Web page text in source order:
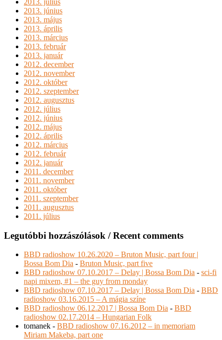
2013. július
2013. június
2013. május
2013. április
2013. március
2013. február
2013. január
2012. december
2012. november
2012. október
2012. szeptember
2012. augusztus
2012. július
2012. június
2012. május
2012. április
2012. március
2012. február
2012. január
2011. december
2011. november
2011. október
2011. szeptember
2011. augusztus
2011. július
Legutóbbi hozzászólások / Recent comments
BBD radioshow 10.26.2020 – Bruton Music, part four |
Bossa Bom Dia - Bruton Music, part five
BBD radioshow 07.10.2017 – Delay | Bossa Bom Dia - sci-fi
napi mixem, #1 – the guy from monday
BBD radioshow 07.10.2017 – Delay | Bossa Bom Dia - BBD
radioshow 03.16.2015 – A mágia színe
BBD radioshow 06.12.2017 | Bossa Bom Dia - BBD
radioshow 02.17.2014 – Hungarian Folk
tomanek - BBD radioshow 07.16.2012 – in memoriam
Miriam Makeba, part one